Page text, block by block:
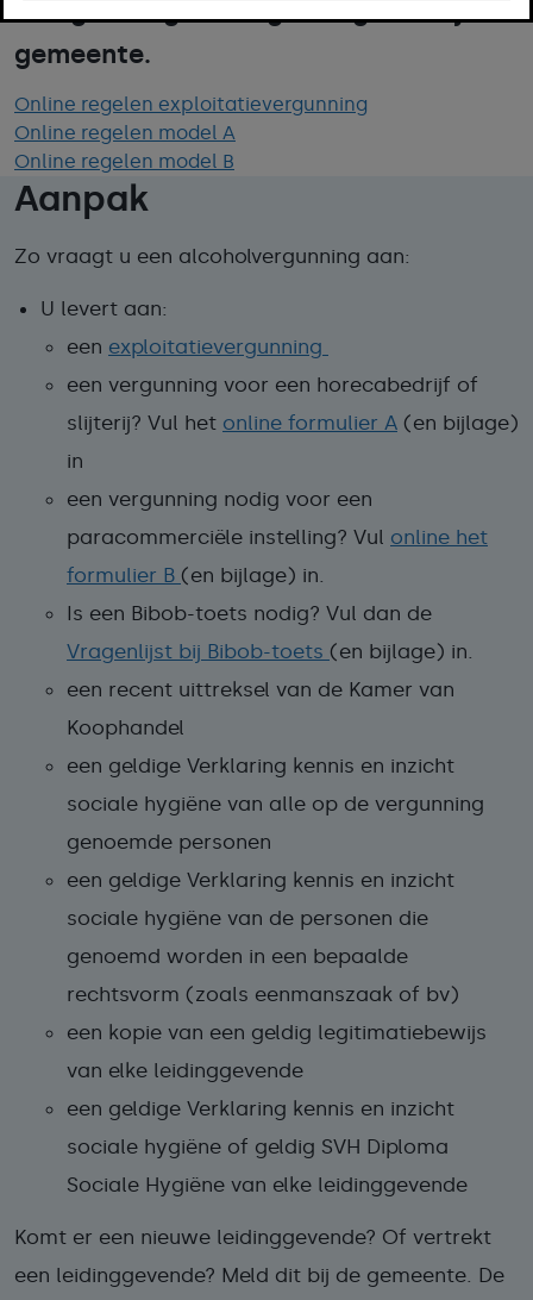
nodig. Vraag de vergunning aan bij de
gemeente.
Online regelen exploitatievergunning
Online regelen model A
Online regelen model B
Aanpak
Zo vraagt u een alcoholvergunning aan:
U levert aan:
een exploitatievergunning
een vergunning voor een horecabedrijf of
slijterij? Vul het online formulier A (en bijlage)
in
een vergunning nodig voor een
paracommerciële instelling? Vul online het
formulier B (en bijlage) in.
Is een Bibob-toets nodig? Vul dan de
Vragenlijst bij Bibob-toets (en bijlage) in.
een recent uittreksel van de Kamer van
Koophandel
een geldige Verklaring kennis en inzicht
sociale hygiëne van alle op de vergunning
genoemde personen
een geldige Verklaring kennis en inzicht
sociale hygiëne van de personen die
genoemd worden in een bepaalde
rechtsvorm (zoals eenmanszaak of bv)
een kopie van een geldig legitimatiebewijs
van elke leidinggevende
een geldige Verklaring kennis en inzicht
sociale hygiëne of geldig SVH Diploma
Sociale Hygiëne van elke leidinggevende
Komt er een nieuwe leidinggevende? Of vertrekt
een leidinggevende? Meld dit bij de gemeente. De